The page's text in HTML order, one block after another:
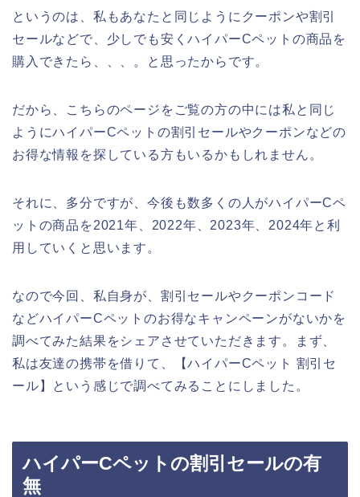
というのは、私もあなたと同じようにクーポンや割引
セールなどで、少しでも安くハイパーCペットの商品を
購入できたら、、、。と思ったからです。
だから、こちらのページをご覧の方の中には私と同じ
ようにハイパーCペットの割引セールやクーポンなどの
お得な情報を探している方もいるかもしれません。
それに、多分ですが、今後も数多くの人がハイパーCペ
ットの商品を2021年、2022年、2023年、2024年と利
用していくと思います。
なので今回、私自身が、割引セールやクーポンコード
などハイパーCペットのお得なキャンペーンがないかを
調べてみた結果をシェアさせていただきます。まず、
私は友達の携帯を借りて、【ハイパーCペット 割引セ
ール】という感じで調べてみることにしました。
ハイパーCペットの割引セールの有
無